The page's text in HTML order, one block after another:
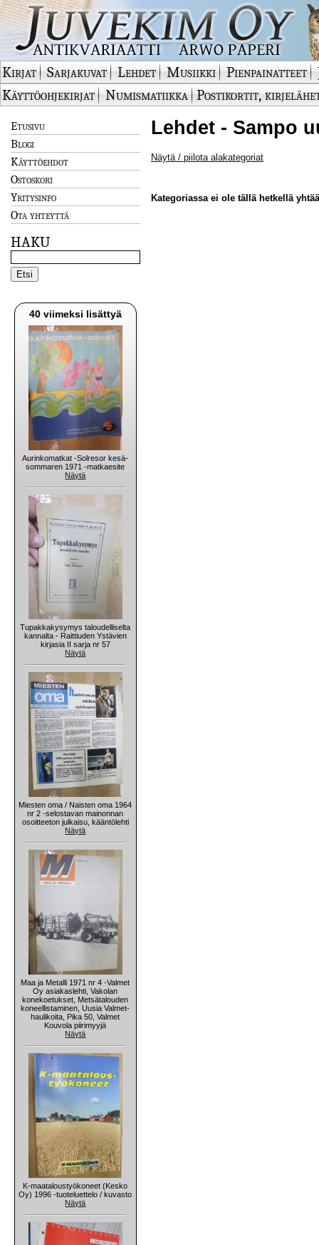
Kirjat Sarjakuvat Lehdet Musiikki Pienpainatteet
Käyttöohjekirjat
Numismatiikka Postikortit,
Etusivu
Blogi
Käyttöehdot
Ostoskori
Yritysinfo
Ota yhteyttä
HAKU
40 viimeksi lisättyä
Aurinkomatkat -Solresor kesä-
sommaren 1971 -matkaesite
Näytä
Tupakkakysymys taloudelliselta
kannalta - Raittiuden Ystävien
kirjasia II sarja nr 57
Näytä
Miesten oma / Naisten oma 1964
nr 2 -selostavan mainonnan
osoitteeton julkaisu, kääntölehti
Näytä
Maa ja Metalli 1971 nr 4 -Valmet
Oy asiakaslehti, Vakolan
konekoetukset, Metsätalouden
koneellistaminen, Uusia Valmet-
haulikoita, Pika 50, Valmet
Kouvola piirimyyjä
Näytä
K-maataloustyökoneet (Kesko
Oy) 1996 -tuoteluettelo / kuvasto
Näytä
Lehdet - Sampo
Näytä / piilota alakategoriat
Kategoriassa ei ole tällä hetkellä